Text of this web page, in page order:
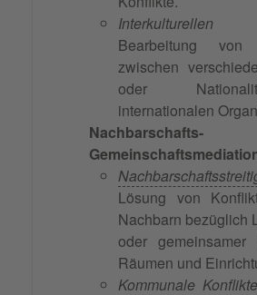
Interkulturellen
Bearbeitung von
zwischen
oder
internationalen
Lösung von
Nachbarn bezüglich
oder
Räumen und
Kommunale